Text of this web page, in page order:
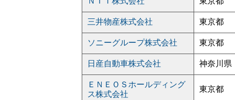
三井物産株式会社 東京都
ソニーグループ株式会社 東京都
日産自動車株式会社 神奈川県
ＥＮＥＯＳホールディング
ス株式会社
東京都